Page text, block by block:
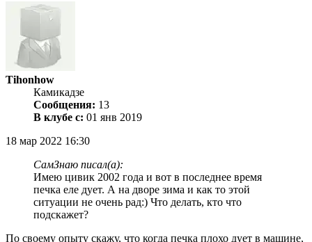
Tihonhow
Камикадзе
Сообщения: 13
В клубе с: 01 янв 2019
18 мар 2022 16:30
СамЗнаю писал(а):
Имею цивик 2002 года и вот в последнее время
печка еле дует. А на дворе зима и как то этой
ситуации не очень рад:) Что делать, кто что
подскажет?
По своему опыту скажу, что когда печка плохо дует в машине,